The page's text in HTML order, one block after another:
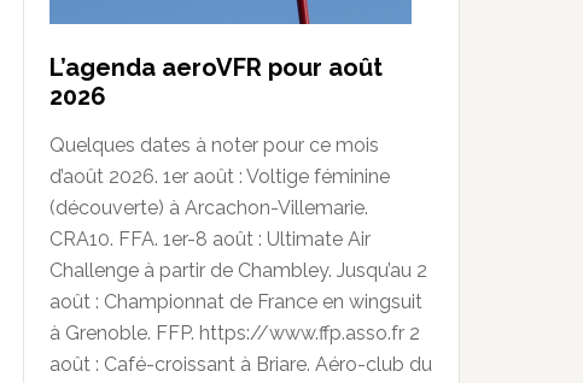
L’agenda aeroVFR pour août
2026
Quelques dates à noter pour ce mois
d’août 2026. 1er août : Voltige féminine
(découverte) à Arcachon-Villemarie.
CRA10. FFA. 1er-8 août : Ultimate Air
Challenge à partir de Chambley. Jusqu’au 2
août : Championnat de France en wingsuit
à Grenoble. FFP. https://www.ffp.asso.fr 2
août : Café-croissant à Briare. Aéro-club du